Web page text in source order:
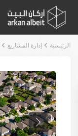
الرئيسية إدارة المشاريع